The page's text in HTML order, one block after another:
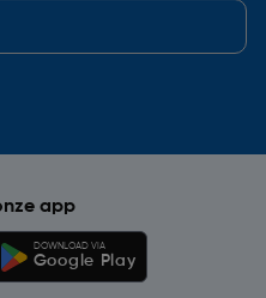
app
DOWNLOAD VIA
Google Play